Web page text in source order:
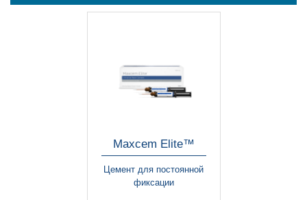
Maxcem Elite™
Цемент для постоянной
фиксации